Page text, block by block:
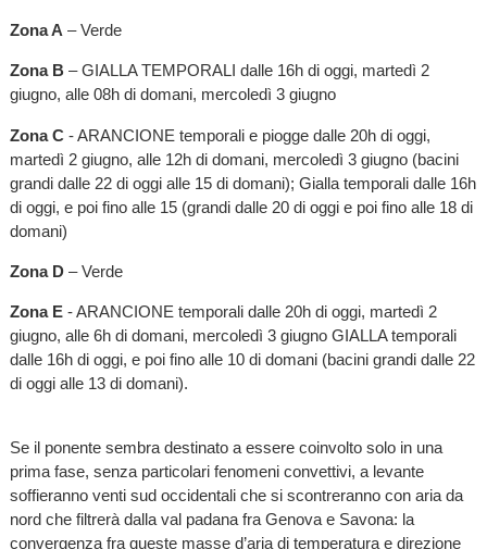
Zona A – Verde
Zona B – GIALLA TEMPORALI dalle 16h di oggi, martedì 2
giugno, alle 08h di domani, mercoledì 3 giugno
Zona C- ARANCIONE temporali e piogge dalle 20h di oggi,
martedì 2 giugno, alle 12h di domani, mercoledì 3 giugno (bacini
grandi dalle 22 di oggi alle 15 di domani); Gialla temporali dalle 16h
di oggi, e poi fino alle 15 (grandi dalle 20 di oggi e poi fino alle 18 di
domani)
Zona D– Verde
Zona E- ARANCIONE temporali dalle 20h di oggi, martedì 2
giugno, alle 6h di domani, mercoledì 3 giugno GIALLA temporali
dalle 16h di oggi, e poi fino alle 10 di domani (bacini grandi dalle 22
di oggi alle 13 di domani).
Se il ponente sembra destinato a essere coinvolto solo in una
prima fase, senza particolari fenomeni convettivi, a levante
soffieranno venti sud occidentali che si scontreranno con aria da
nord che filtrerà dalla val padana fra Genova e Savona: la
convergenza fra queste masse d’aria di temperatura e direzione